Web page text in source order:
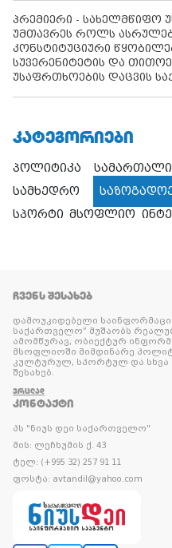
პრემიერი - სახელმწიფო
უმთავრეს როლს
კონსტიტუციური
სუვერენიტეტის და
უსაფრთხოების დაცვის
ᲙᲐᲢᲔᲒᲝᲠᲘᲔᲑᲘ
პოლიტიკა სამართალი
სამხედრო
სპორტი მსოფლიო
ᲩᲕᲔᲜᲡ ᲨᲔᲡᲐᲮᲔᲑ
დამოუკიდებელი
საქართველო” მუშაობს
ამომწურავ, ობიექტურ
მსოფლიოში მიმდინარე
კულტურულ, სპორტულ და სხვა
შესახებ.
ᲕᲠᲪᲚᲐᲓ
ᲙᲝᲜᲢᲐᲥᲢᲘ
პს "ნიუს დეი საქართველო"
მის: ლეჩხუმის ქ. 43
ტელ: (+995 32) 257 91 11
ფოსტა: avtandil@yahoo.com